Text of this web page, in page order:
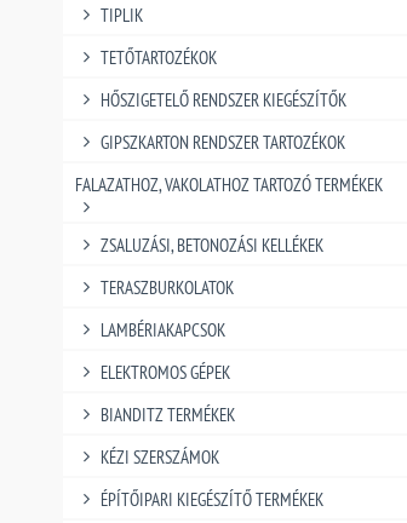
TIPLIK
TETŐTARTOZÉKOK
HŐSZIGETELŐ RENDSZER KIEGÉSZÍTŐK
GIPSZKARTON RENDSZER TARTOZÉKOK
FALAZATHOZ, VAKOLATHOZ TARTOZÓ TERMÉKEK
ZSALUZÁSI, BETONOZÁSI KELLÉKEK
TERASZBURKOLATOK
LAMBÉRIAKAPCSOK
ELEKTROMOS GÉPEK
BIANDITZ TERMÉKEK
KÉZI SZERSZÁMOK
ÉPÍTŐIPARI KIEGÉSZÍTŐ TERMÉKEK